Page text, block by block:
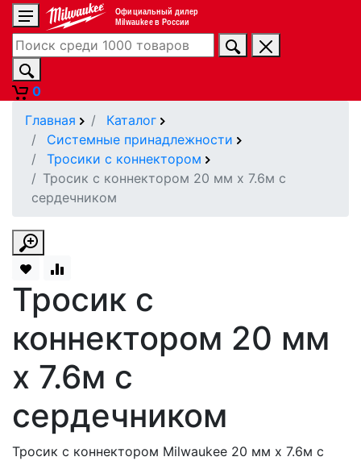
Официальный дилер
Milwaukee в России
0
Главная
Каталог
Системные принадлежности
Тросики с коннектором
Тросик с коннектором 20 мм х 7.6м с
сердечником
Тросик с
коннектором 20 мм
х 7.6м с
сердечником
Тросик с коннектором Milwaukee 20 мм х 7.6м с